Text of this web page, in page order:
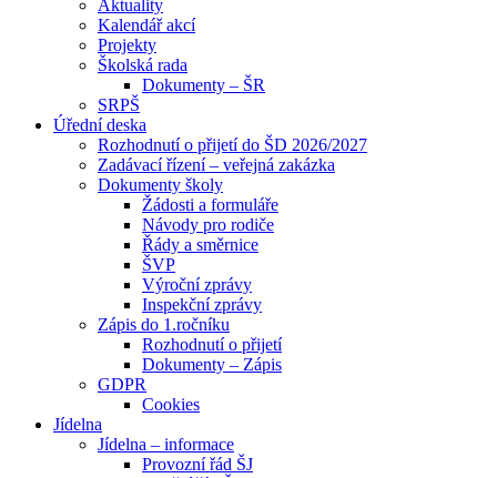
Aktuality
Kalendář akcí
Projekty
Školská rada
Dokumenty – ŠR
SRPŠ
Úřední deska
Rozhodnutí o přijetí do ŠD 2026/2027
Zadávací řízení – veřejná zakázka
Dokumenty školy
Žádosti a formuláře
Návody pro rodiče
Řády a směrnice
ŠVP
Výroční zprávy
Inspekční zprávy
Zápis do 1.ročníku
Rozhodnutí o přijetí
Dokumenty – Zápis
GDPR
Cookies
Jídelna
Jídelna – informace
Provozní řád ŠJ